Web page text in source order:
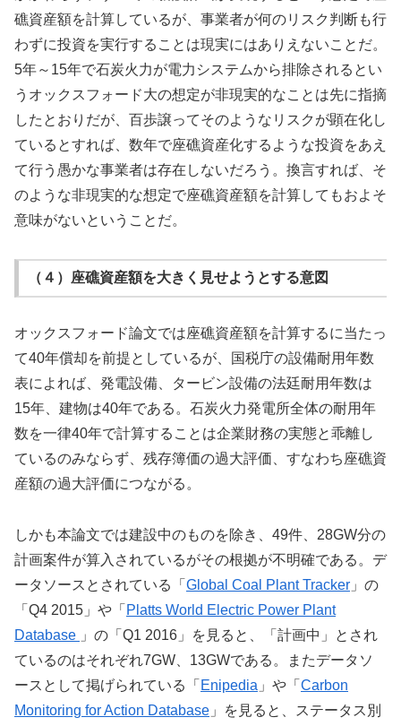
礁資産額を計算しているが、事業者が何のリスク判断も行
わずに投資を実行することは現実にはありえないことだ。
5年～15年で石炭火力が電力システムから排除されるとい
うオックスフォード大の想定が非現実的なことは先に指摘
したとおりだが、百歩譲ってそのようなリスクが顕在化し
ているとすれば、数年で座礁資産化するような投資をあえ
て行う愚かな事業者は存在しないだろう。換言すれば、そ
のような非現実的な想定で座礁資産額を計算してもおよそ
意味がないということだ。
（４）座礁資産額を大きく見せようとする意図
オックスフォード論文では座礁資産額を計算するに当たっ
て40年償却を前提としているが、国税庁の設備耐用年数
表によれば、発電設備、タービン設備の法廷耐用年数は
15年、建物は40年である。石炭火力発電所全体の耐用年
数を一律40年で計算することは企業財務の実態と乖離し
ているのみならず、残存簿価の過大評価、すなわち座礁資
産額の過大評価につながる。
しかも本論文では建設中のものを除き、49件、28GW分の
計画案件が算入されているがその根拠が不明確である。デ
ータソースとされている「 Global Coal Plant Tracker 」の
「Q4 2015」や「 Platts World Electric Power Plant
Database 」の「Q1 2016」を見ると、「計画中」とされ
ているのはそれぞれ7GW、13GWである。またデータソ
ースとして掲げられている「 Enipedia 」や「 Carbon
Monitoring for Action Database 」を見ると、ステータス別